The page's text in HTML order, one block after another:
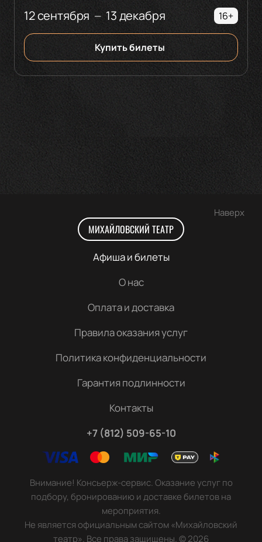
12 сентября — 13 декабря 16+
Купить билеты
Наверх
МИХАЙЛОВСКИЙ ТЕАТР
Афиша и билеты
О нас
Оплата и доставка
Правила оказания услуг
Политика конфиденциальности
Гарантия подлинности
Контакты
+7 (812) 509-65-10
Внимание! Консьерж-сервис. Оказание услуг по
подбору, бронированию и доставке билетов на
мероприятия.
Не является официальным сайтом «Михайловский
театр». Все права защищены.©2026